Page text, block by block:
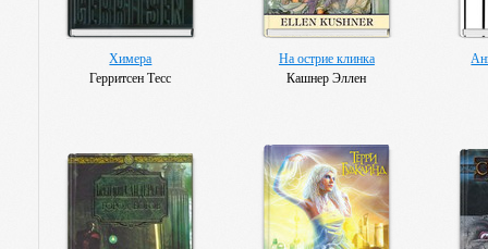
Химера
Герритсен Тесс
На острие клинка
Кашнер Эллен